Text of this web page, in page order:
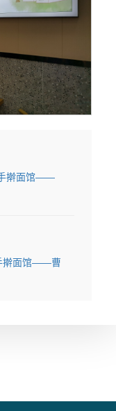
手擀面馆——
擀面馆——曹